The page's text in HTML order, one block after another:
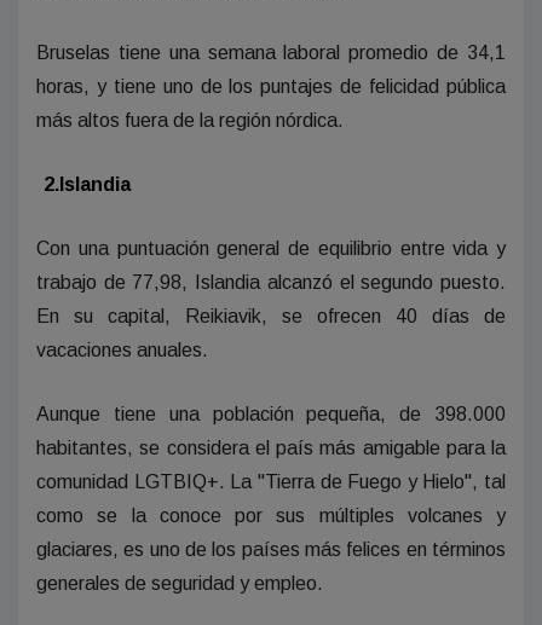
Bruselas tiene una semana laboral promedio de 34,1
horas, y tiene uno de los puntajes de felicidad pública
más altos fuera de la región nórdica.
2.Islandia
Con una puntuación general de equilibrio entre vida y
trabajo de 77,98, Islandia alcanzó el segundo puesto.
En su capital, Reikiavik, se ofrecen 40 días de
vacaciones anuales.
Aunque tiene una población pequeña, de 398.000
habitantes, se considera el país más amigable para la
comunidad LGTBIQ+. La "Tierra de Fuego y Hielo", tal
como se la conoce por sus múltiples volcanes y
glaciares, es uno de los países más felices en términos
generales de seguridad y empleo.